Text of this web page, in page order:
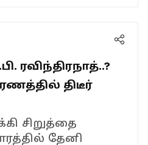
ரவிந்திரநாத்..?
திடீர்
சிறுத்தை
தேனி